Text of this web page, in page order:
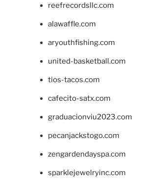
reefrecordsllc.com
alawaffle.com
aryouthfishing.com
united-basketball.com
tios-tacos.com
cafecito-satx.com
graduacionviu2023.com
pecanjackstogo.com
zengardendayspa.com
sparklejewelryinc.com